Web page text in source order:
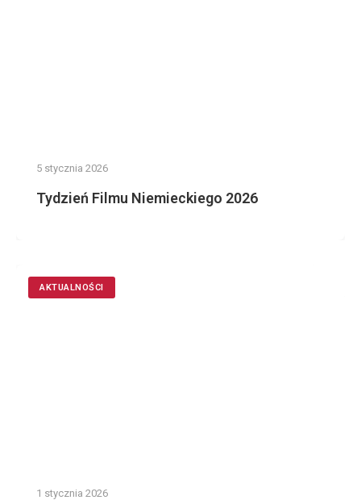
5 stycznia 2026
Tydzień Filmu Niemieckiego 2026
AKTUALNOŚCI
1 stycznia 2026